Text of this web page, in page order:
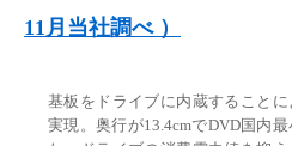
11月当社調べ ）
基板をドライブに内蔵すること
実現。奥行が13.4cmでDVD国内